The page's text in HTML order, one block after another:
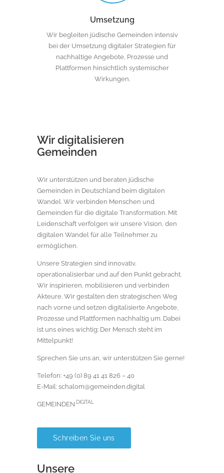
Umsetzung
Wir begleiten jüdische Gemeinden intensiv
bei der Umsetzung digitaler Strategien für
nachhaltige Angebote, Prozesse und
Plattformen hinsichtlich systemischer
Wirkungen.
Wir digitalisieren
Gemeinden
Wir unterstützen und beraten jüdische
Gemeinden in Deutschland beim digitalen
Wandel. Wir verbinden Menschen und
Gemeinden für die digitale Transformation. Mit
Leidenschaft verfolgen wir unsere Vision, den
digitalen Wandel für alle Teilnehmer zu
ermöglichen.
Unsere Strategien sind innovativ,
operationalisierbar und auf den Punkt gebracht.
Wir inspirieren, mobilisieren und verbinden
Akteure. Wir gestalten den strategischen Weg
nach vorne und setzen digitalisierte Angebote,
Prozesse und Plattformen nachhaltig um. Dabei
ist uns eines wichtig: Der Mensch steht im
Mittelpunkt!
Sprechen Sie uns an, wir unterstützen Sie gerne!
Telefon: +49 (0) 89 41 41 826 – 40
E-Mail: schalom@gemeinden.digital
GEMEINDEN .DIGITAL
Schreiben Sie uns
Unsere